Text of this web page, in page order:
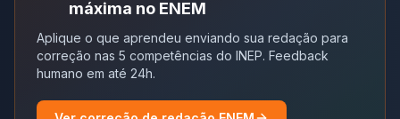
máxima no ENEM
Aplique o que aprendeu enviando sua redação para
correção nas 5 competências do INEP. Feedback
humano em até 24h.